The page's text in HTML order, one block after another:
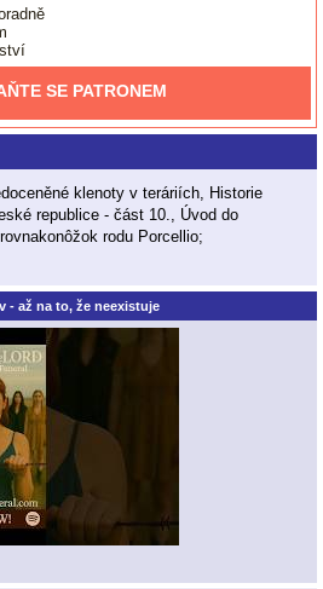
SE PATRONEM
klenoty v teráriích, Historie
republice - část 10., Úvod do
rodu Porcellio;
- až na to, že neexistuje